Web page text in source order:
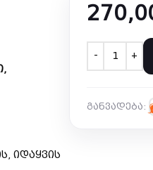
იდაყვის
განვადება: